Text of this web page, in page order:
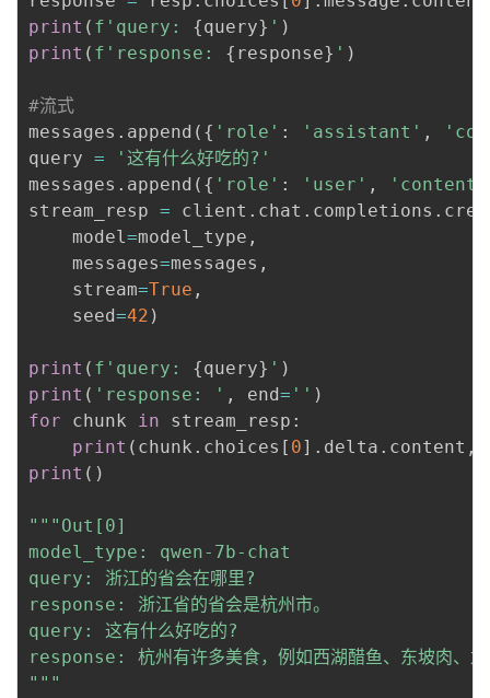
print ( f'query: {query} ' )
print ( f'response: { response} ' )
#流式
messages . append ( { 'role' : 'assistant' ,
query =
'这有什么好吃的?'
messages . append ( { 'role' : 'user' , 'content'
stream_resp = client . chat . completions .
    model
=model_type ,
    messages
=messages ,
    stream
=True ,
    seed
=42 )
print ( f'query: {query} ' )
print ( 'response: ' , end= '' )
for chunk in stream_resp :
print ( chunk . choices [ 0] . delta . content ,
print ( )
"""Out[0]
model_type: qwen-7b-chat
query: 浙江的省会在哪里?
response: 浙江省的省会是杭州市。
query: 这有什么好吃的?
response: 杭州有许多美食，例如西湖醋鱼、东坡肉、龙
"""